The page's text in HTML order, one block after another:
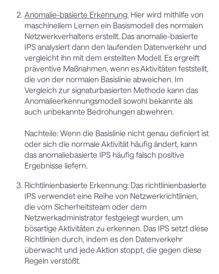
Anomalie-basierte Erkennung: Hier wird mithilfe von
maschinellem Lernen ein Basismodell des normalen
Netzwerkverhaltens erstellt. Das anomalie-basierte
IPS analysiert dann den laufenden Datenverkehr und
vergleicht ihn mit dem erstellten Modell. Es ergreift
präventive Maßnahmen, wenn es Aktivitäten feststellt,
die von der normalen Basislinie abweichen. Im
Vergleich zur signaturbasierten Methode kann das
Anomalieerkennungsmodell sowohl bekannte als
auch unbekannte Bedrohungen abwehren.
Nachteile: Wenn die Basislinie nicht genau definiert ist
oder sich die normale Aktivität häufig ändert, kann
das anomaliebasierte IPS häufig falsch positive
Ergebnisse liefern.
Richtlinienbasierte Erkennung: Das richtlinienbasierte
IPS verwendet eine Reihe von Netzwerkrichtlinien,
die vom Sicherheitsteam oder dem
Netzwerkadministrator festgelegt wurden, um
bösartige Aktivitäten zu erkennen. Das IPS setzt diese
Richtlinien durch, indem es den Datenverkehr
überwacht und jede Aktion stoppt, die gegen diese
Regeln verstößt.